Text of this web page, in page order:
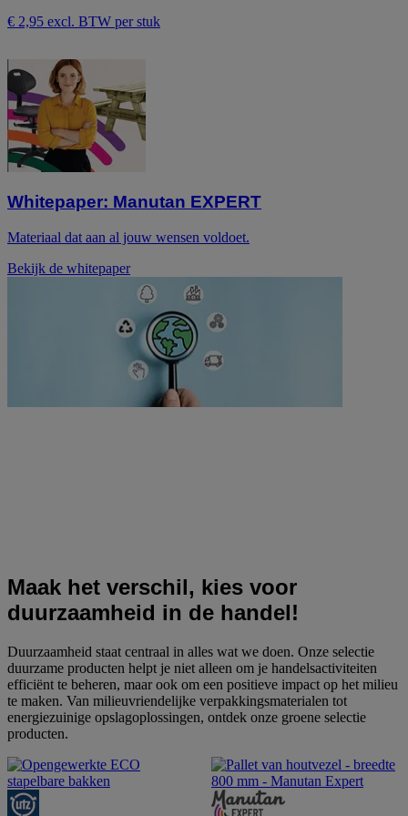
€ 2,95 excl. BTW per stuk
Whitepaper: Manutan EXPERT
Materiaal dat aan al jouw wensen voldoet.
Bekijk de whitepaper
Maak het verschil, kies voor
duurzaamheid in de handel!
Duurzaamheid staat centraal in alles wat we doen. Onze selectie
duurzame producten helpt je niet alleen om je handelsactiviteiten
efficiënt te beheren, maar ook om een positieve impact op het milieu
te maken. Van milieuvriendelijke verpakkingsmaterialen tot
energiezuinige opslagoplossingen, ontdek onze groene selectie
producten.